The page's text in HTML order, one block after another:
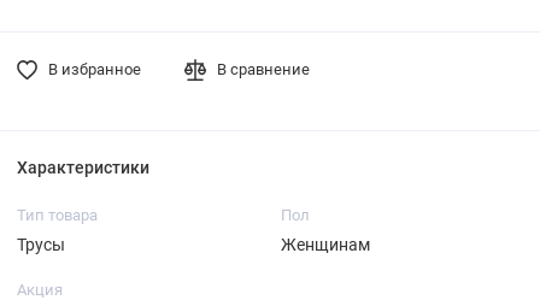
В избранное В сравнение
Характеристики
Тип товара
Трусы
Пол
Женщинам
Акция